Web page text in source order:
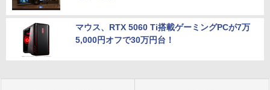
マウス、RTX 5060 Ti搭載ゲーミングPCが7万
5,000円オフで30万円台！